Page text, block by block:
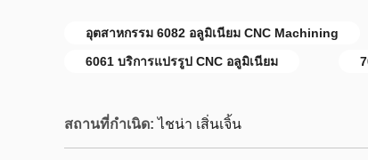
อุตสาหกรรม 6082 อลูมิเนียม CNC Machining
6061 บริการแปรรูป CNC อลูมิเนียม
สถานที่กำเนิด: ไชน่า เสิ่นเจิ้น